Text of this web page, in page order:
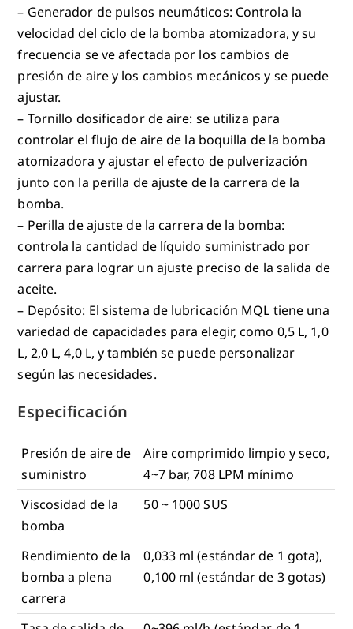
– Generador de pulsos neumáticos: Controla la
velocidad del ciclo de la bomba atomizadora, y su
frecuencia se ve afectada por los cambios de
presión de aire y los cambios mecánicos y se puede
ajustar.
– Tornillo dosificador de aire: se utiliza para
controlar el flujo de aire de la boquilla de la bomba
atomizadora y ajustar el efecto de pulverización
junto con la perilla de ajuste de la carrera de la
bomba.
– Perilla de ajuste de la carrera de la bomba:
controla la cantidad de líquido suministrado por
carrera para lograr un ajuste preciso de la salida de
aceite.
– Depósito: El sistema de lubricación MQL tiene una
variedad de capacidades para elegir, como 0,5 L, 1,0
L, 2,0 L, 4,0 L, y también se puede personalizar
según las necesidades.
Especificación
Presión de aire de
suministro
Aire comprimido limpio y seco,
4~7 bar, 708 LPM mínimo
Viscosidad de la
bomba
50 ~ 1000 SUS
Rendimiento de la
bomba a plena
carrera
0,033 ml (estándar de 1 gota),
0,100 ml (estándar de 3 gotas)